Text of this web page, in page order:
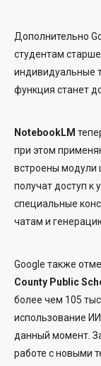
Дополнительно
студентам
индивидуальные
функция станет
NotebookLM
при этом
встроены модули
получат доступ к
специальные
чатам и
Google также
County Public
более чем 105
использование
данный момент.
работе с новыми